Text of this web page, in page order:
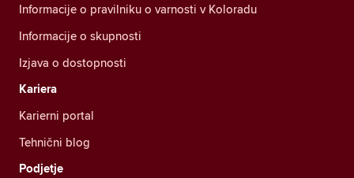
Informacije o pravilniku o varnosti v Koloradu
Informacije o skupnosti
Izjava o dostopnosti
Kariera
Karierni portal
Tehnični blog
Podjetje